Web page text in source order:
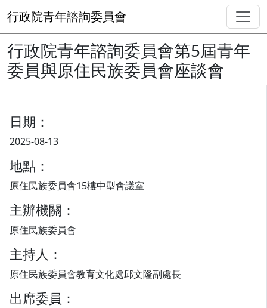
行政院青年諮詢委員會
行政院青年諮詢委員會第5屆青年
委員與原住民族委員會座談會
日期：
2025-08-13
地點：
原住民族委員會15樓中型會議室
主辦機關：
原住民族委員會
主持人：
原住民族委員會教育文化處邱文隆副處長
出席委員：